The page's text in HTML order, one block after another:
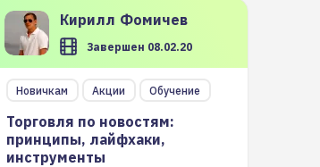
Кирилл Фомичев
Завершен 08.02.20
Новичкам Акции Обучение
Торговля по новостям:
принципы, лайфхаки,
инструменты